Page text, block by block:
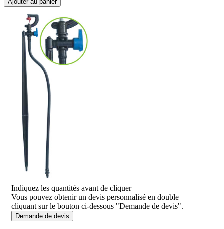
Ajouter au panier
Indiquez les quantités avant de cliquer
Vous pouvez obtenir un devis personnalisé en double
cliquant sur le bouton ci-dessous "Demande de devis".
Demande de devis